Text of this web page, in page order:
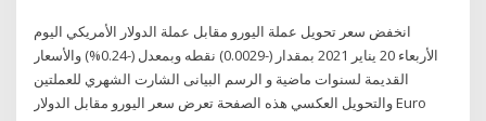
انخفض سعر تحويل عملة اليورو مقابل عملة الدولار الأمريكي اليوم
الأربعاء 20 يناير 2021 بمقدار (-0.0029) نقطه وبمعدل (-0.24%) والأسعار
القديمة لسنوات ماضية و الرسم البيانى الشارت الشهري للعملتين
والتحويل العكسي هذه الصفحة تعرض سعر اليورو مقابل الدولار Euro